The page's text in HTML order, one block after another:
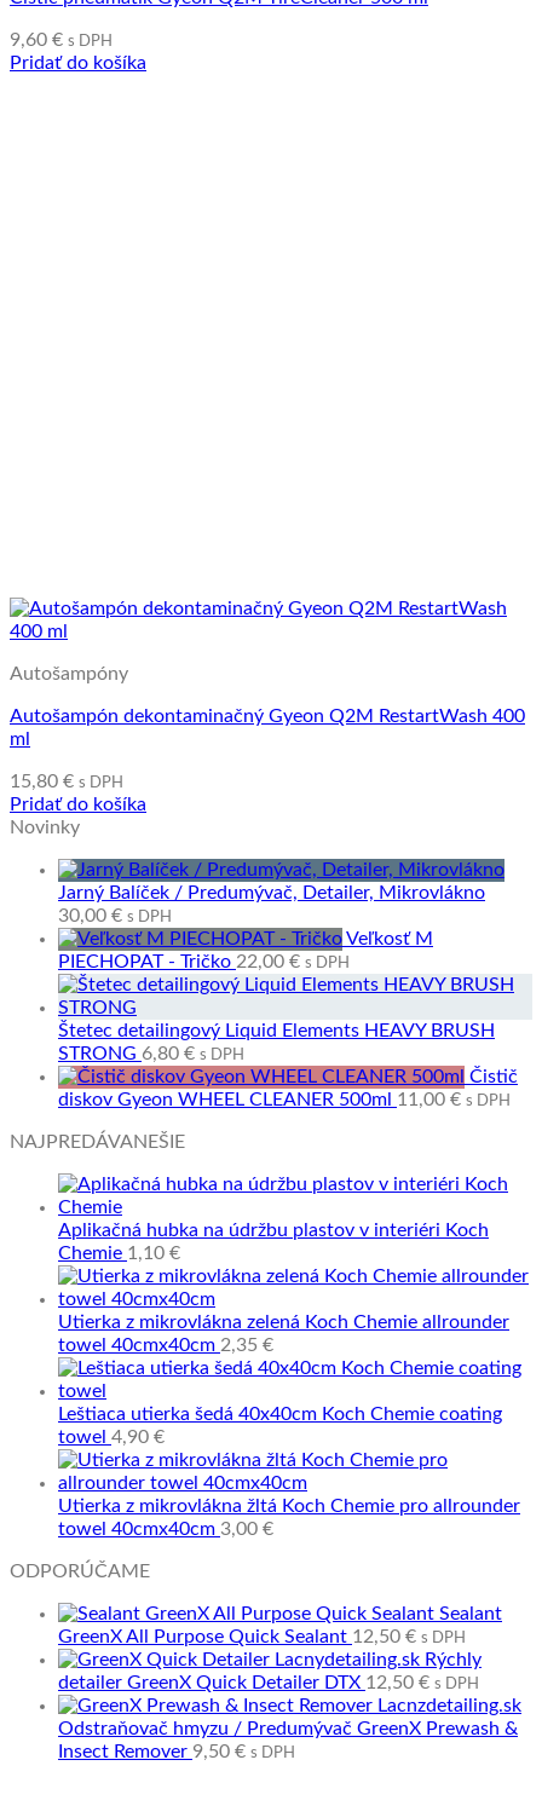
9,60 € s DPH
Pridať do košíka
Autošampóny
Autošampón dekontaminačný Gyeon Q2M RestartWash 400
ml
15,80 € s DPH
Pridať do košíka
Novinky
Jarný Balíček / Predumývač, Detailer, Mikrovlákno
30,00 € s DPH
Veľkosť M
PIECHOPAT - Tričko 22,00 € s DPH
Štetec detailingový Liquid Elements HEAVY BRUSH
STRONG 6,80 € s DPH
Čistič
diskov Gyeon WHEEL CLEANER 500ml 11,00 € s DPH
NAJPREDÁVANEŠIE
Aplikačná hubka na údržbu plastov v interiéri Koch
Chemie 1,10 €
Utierka z mikrovlákna zelená Koch Chemie allrounder
towel 40cmx40cm 2,35 €
Leštiaca utierka šedá 40x40cm Koch Chemie coating
towel 4,90 €
Utierka z mikrovlákna žltá Koch Chemie pro allrounder
towel 40cmx40cm 3,00 €
ODPORÚČAME
Sealant
GreenX All Purpose Quick Sealant 12,50 € s DPH
Rýchly
detailer GreenX Quick Detailer DTX 12,50 € s DPH
Odstraňovač hmyzu / Predumývač GreenX Prewash &
Insect Remover 9,50 € s DPH